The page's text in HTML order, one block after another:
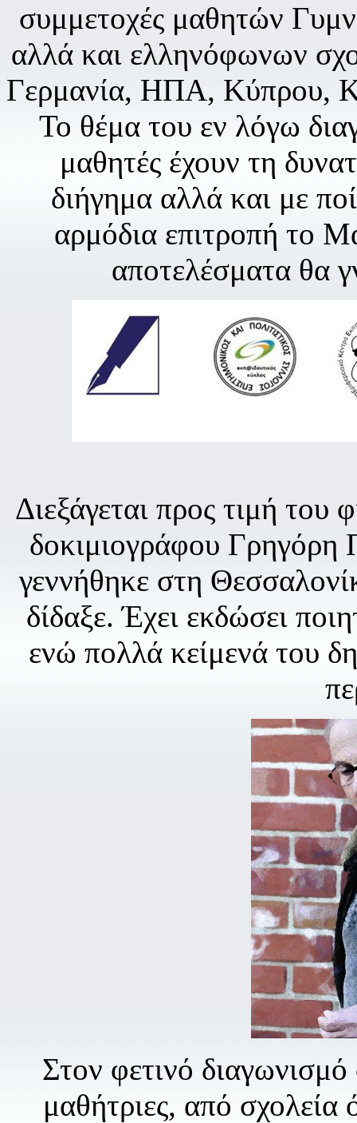
συμμετοχές μαθητών
αλλά και ελληνόφωνων
Γερμανία, ΗΠΑ, Κύπρου,
Το θέμα του εν λόγω
μαθητές έχουν τη
διήγημα αλλά και με
αρμόδια επιτροπή το
αποτελέσματα θα
Διεξάγεται προς τιμή του
δοκιμιογράφου Γρηγόρη
γεννήθηκε στη
δίδαξε. Έχει εκδώσει
ενώ πολλά κείμενά του
Στον φετινό
μαθήτριες, από